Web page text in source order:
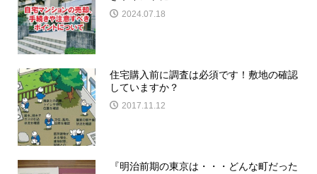
2024.07.18
住宅購入前に調査は必須です！敷地の確認
していますか？
2017.11.12
『明治前期の東京は・・・どんな町だった